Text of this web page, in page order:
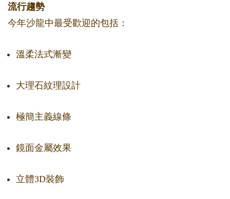
流行趨勢
今年沙龍中最受歡迎的包括：
溫柔法式漸變
大理石紋理設計
極簡主義線條
鏡面金屬效果
立體3D裝飾